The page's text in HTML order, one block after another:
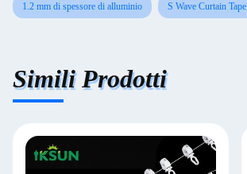
1.2 mm di spessore di alluminio S Wave Curtain Tape
Simili Prodotti